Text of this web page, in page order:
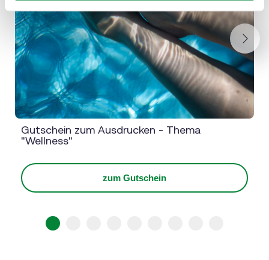
Gutschein zum Ausdrucken - Thema
"Wellness"
zum Gutschein
Next